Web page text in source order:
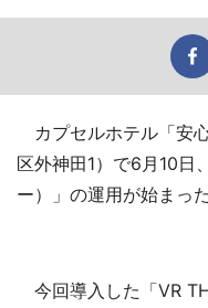
カプセルホテル「安
区外神田1）で6月10日
ー）」の運用が始まった
今回導入した「VR